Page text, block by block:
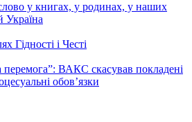
у книгах, у родинах, у наших
Україна
Гідності і Честі
перемога”: ВАКС скасував покладені
обов’язки